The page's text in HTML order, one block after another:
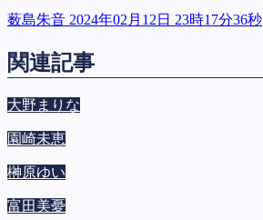
薮島朱音 2024年02月12日 23時17分36秒
関連記事
大野まりな
園崎未恵
榊原ゆい
富田美憂